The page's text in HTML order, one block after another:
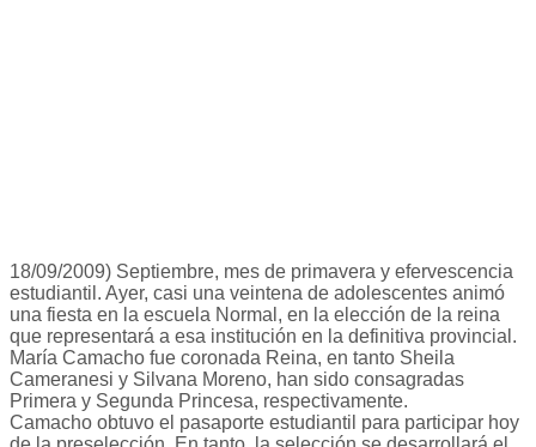
18/09/2009) Septiembre, mes de primavera y efervescencia
estudiantil. Ayer, casi una veintena de adolescentes animó
una fiesta en la escuela Normal, en la elección de la reina
que representará a esa institución en la definitiva provincial.
María Camacho fue coronada Reina, en tanto Sheila
Cameranesi y Silvana Moreno, han sido consagradas
Primera y Segunda Princesa, respectivamente.
Camacho obtuvo el pasaporte estudiantil para participar hoy